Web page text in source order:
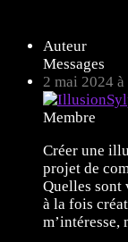
Auteur
Messages
2 mai 2024 à
Membre
Créer une
projet de
Quelles sont
à la fois
m’intéresse,